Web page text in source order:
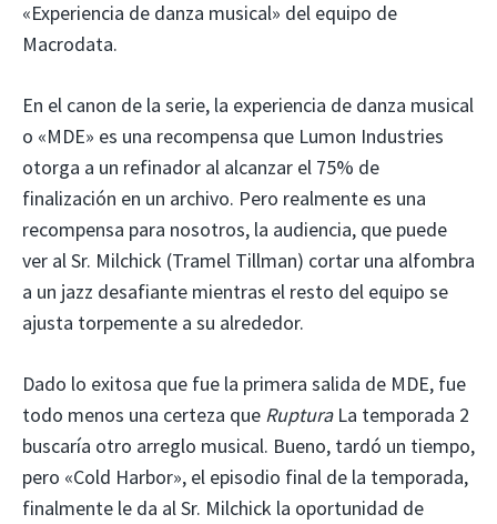
«Experiencia de danza musical» del equipo de
Macrodata.
En el canon de la serie, la experiencia de danza musical
o «MDE» es una recompensa que Lumon Industries
otorga a un refinador al alcanzar el 75% de
finalización en un archivo. Pero realmente es una
recompensa para nosotros, la audiencia, que puede
ver al Sr. Milchick (Tramel Tillman) cortar una alfombra
a un jazz desafiante mientras el resto del equipo se
ajusta torpemente a su alrededor.
Dado lo exitosa que fue la primera salida de MDE, fue
todo menos una certeza que RupturaLa temporada 2
buscaría otro arreglo musical. Bueno, tardó un tiempo,
pero «Cold Harbor», el episodio final de la temporada,
finalmente le da al Sr. Milchick la oportunidad de